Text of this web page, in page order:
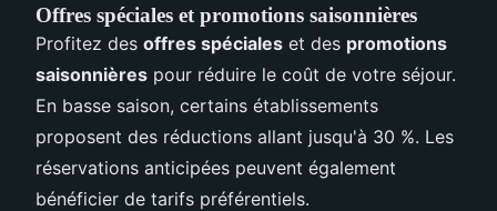
Offres spéciales et promotions saisonnières
Profitez des offres spéciales et des promotions
saisonnières pour réduire le coût de votre séjour.
En basse saison, certains établissements
proposent des réductions allant jusqu'à 30 %. Les
réservations anticipées peuvent également
bénéficier de tarifs préférentiels.